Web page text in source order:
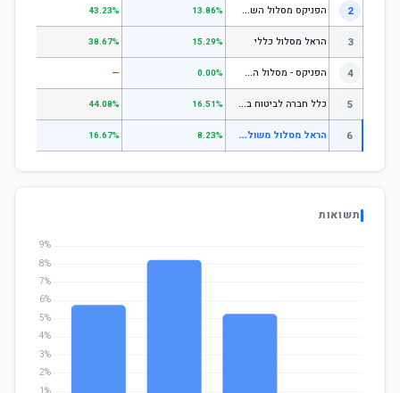
2 ה
פניקס מסלול השקעה כללי 13.86%
43.23%
3 הראל מסלול כללי 15.29%
38.67%
4 ה
פניקס - מסלול השקעה בניהול אישי 0.00%
—
5 כ
לל חברה לביטוח בע"מ כללי 16.51%
44.08%
6 ה
ראל מסלול משולב סחיר 8.23%
16.67%
תשואות